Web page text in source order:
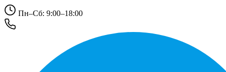
Пн–Сб: 9:00–18:00